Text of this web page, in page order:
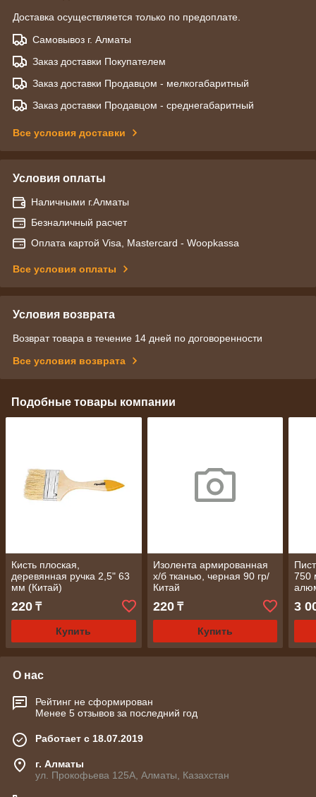
Доставка осуществляется только по предоплате.
Самовывоз г. Алматы
Заказ доставки Покупателем
Заказ доставки Продавцом - мелкогабаритный
Заказ доставки Продавцом - среднегабаритный
Все условия доставки
Условия оплаты
Наличными г.Алматы
Безналичный расчет
Оплата картой Visa, Mastercard - Woopkassa
Все условия оплаты
Условия возврата
Возврат товара в течение 14 дней по договоренности
Все условия возврата
Подобные товары компании
Кисть плоская,
деревянная ручка 2,5" 63
мм (Китай)
220 ₸
Купить
Изолента армированная
х/б тканью, черная 90 гр/
Китай
220₸
Купить
750
3
О нас
Рейтинг не сформирован
Менее 5 отзывов за последний год
Работает с 18.07.2019
г. Алматы
ул. Прокофьева 125А, Алматы, Казахстан